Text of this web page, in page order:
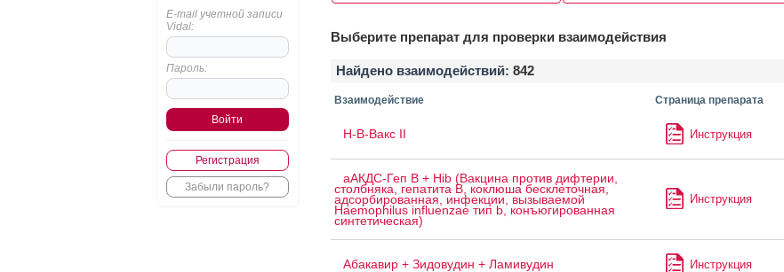
E-mail учетной записи
Vidal:
Пароль:
Регистрация
Забыли пароль?
Выберите препарат для проверки взаимодействия
Найдено взаимодействий: 842
Взаимодействие Страница препарата
H-B-Вакс II Инструкция
аАКДС-Геп B + Hib (Вакцина против дифтерии,
столбняка, гепатита B, коклюша бесклеточная,
адсорбированная, инфекции, вызываемой
Haemophilus influenzae тип b, конъюгированная
синтетическая)
Инструкция
Абакавир + Зидовудин + Ламивудин Инструкция